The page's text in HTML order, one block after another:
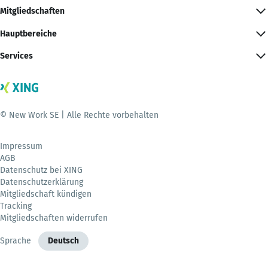
Mitgliedschaften
Hauptbereiche
Services
© New Work SE | Alle Rechte vorbehalten
Impressum
AGB
Datenschutz bei XING
Datenschutzerklärung
Mitgliedschaft kündigen
Tracking
Mitgliedschaften widerrufen
Sprache Deutsch